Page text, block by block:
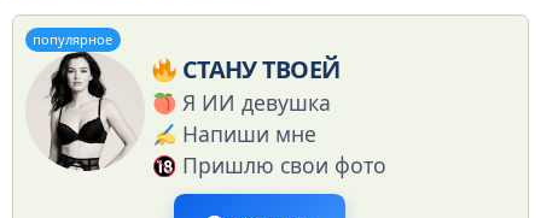
популярное
СТАНУ ТВОЕЙ
Я ИИ девушка
Напиши мне
Пришлю свои фото